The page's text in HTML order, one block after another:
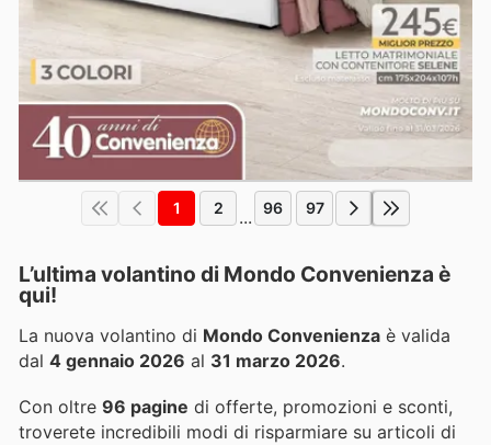
1 2 ... 96 97
L’ultima volantino di Mondo Convenienza è
qui!
La nuova volantino di Mondo Convenienza è valida
dal 4 gennaio 2026 al 31 marzo 2026.
Con oltre 96 pagine di offerte, promozioni e sconti,
troverete incredibili modi di risparmiare su articoli di